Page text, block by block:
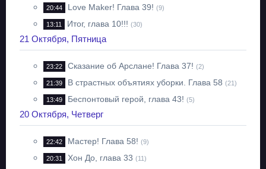
20:44 Love Maker! Глава 39! (9)
13:11 Итог, глава 10!!! (30)
21 Октября, Пятница
23:22 Сказание об Арслане! Глава 37! (2)
21:39 В страстных объятиях уборки. Глава 58 (21)
13:49 Беспонтовый герой, глава 43! (5)
20 Октября, Четверг
22:42 Мастер! Глава 58! (9)
20:31 Хон До, глава 33 (11)